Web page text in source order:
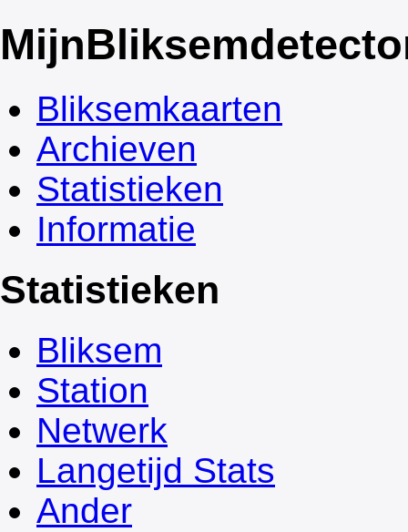
Mijn
Bliksemkaarten
Archieven
Statistieken
Informatie
Statistieken
Bliksem
Station
Netwerk
Langetijd Stats
Ander